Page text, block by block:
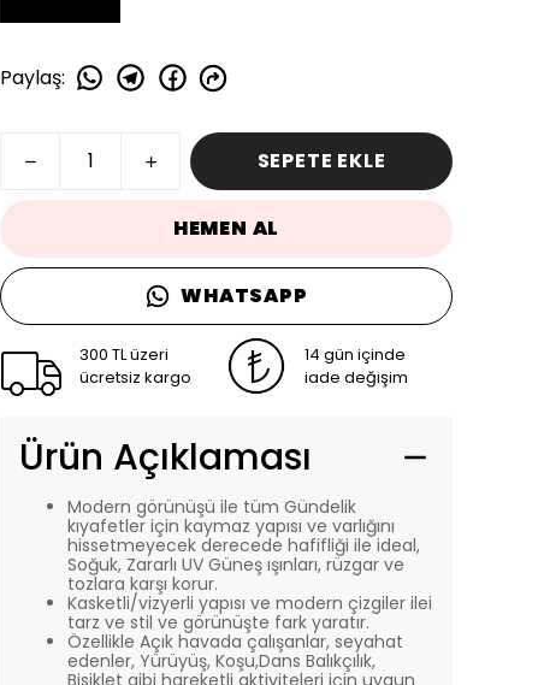
Paylaş:
SEPETE EKLE
HEMEN AL
WHATSAPP
300 TL üzeri
ücretsiz kargo
14 gün içinde
iade değişim
Ürün Açıklaması
Modern görünüşü ile tüm Gündelik
kıyafetler için kaymaz yapısı ve varlığını
hissetmeyecek derecede hafifliği ile ideal,
Soğuk, Zararlı UV Güneş ışınları, rüzgar ve
tozlara karşı korur.
Kasketli/vizyerli yapısı ve modern çizgiler ilei
tarz ve stil ve görünüşte fark yaratır.
Özellikle Açık havada çalışanlar, seyahat
edenler, Yürüyüş, Koşu,Dans Balıkçılık,
Bisiklet gibi hareketli aktiviteleri için uygun